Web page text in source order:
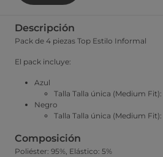
Descripción
Pack de 4 piezas Top Estilo Informal
El pack incluye:
Azul
Talla Talla única (Medium Fit):
Negro
Talla Talla única (Medium Fit):
Composición
Poliéster: 95%, Elástico: 5%